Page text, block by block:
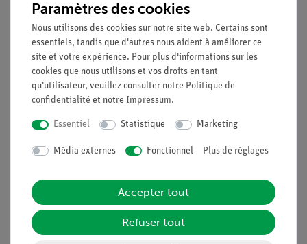
Nach oben
Légal
Contact
Conditions générales de vente
Mentions légales
Service
Paramètres des cookies
Nous utilisons des cookies sur notre site web. Certains sont
essentiels, tandis que d'autres nous aident à améliorer ce
site et votre expérience. Pour plus d'informations sur les
cookies que nous utilisons et vos droits en tant
qu'utilisateur, veuillez consulter notre Politique de
confidentialité et notre Impressum.
Essentiel Statistique Marketing
Média externes Fonctionnel Plus de réglages
Accepter tout
Refuser tout